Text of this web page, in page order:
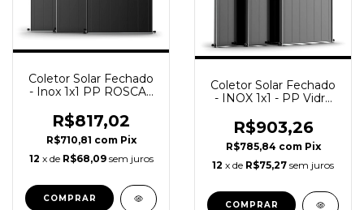
Coletor Solar Fechado
- Inox 1x1 PP ROSCA /
R$817,02
R$710,81 com Pix
12 x de R$68,09 sem juros
Coletor Solar Fechado
- INOX 1x1 - PP Vidro
R$903,26
R$785,84 com Pix
12 x de R$75,27 sem juros